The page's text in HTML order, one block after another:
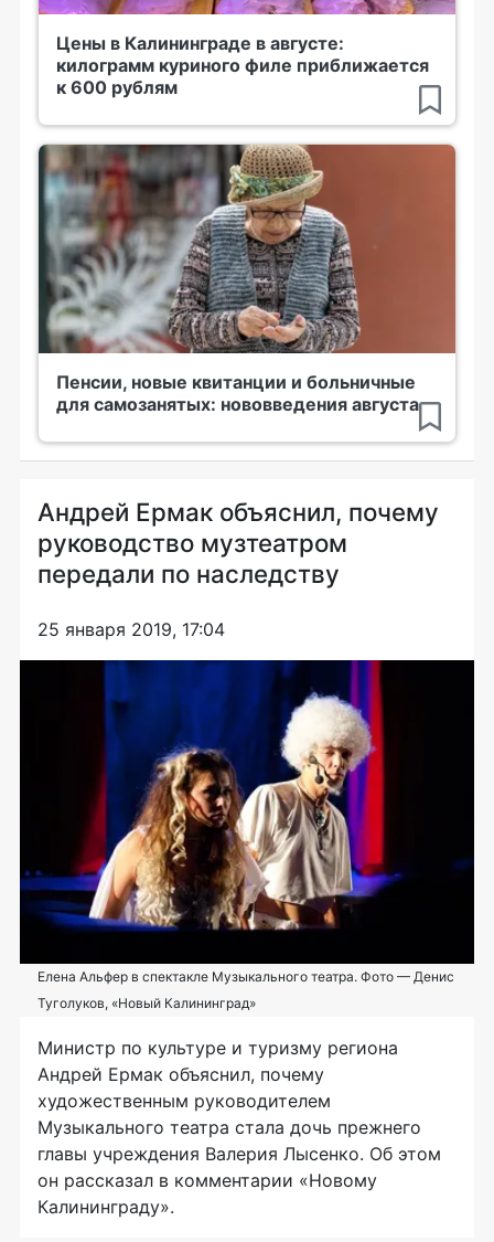
Цены в Калининграде в августе:
килограмм куриного филе приближается
к 600 рублям
Пенсии, новые квитанции и больничные
для самозанятых: нововведения августа
Андрей Ермак объяснил, почему
руководство музтеатром
передали по наследству
25 января 2019, 17:04
Елена Альфер в спектакле Музыкального театра. Фото — Денис
Туголуков, «Новый Калининград»
Министр по культуре и туризму региона
Андрей Ермак объяснил, почему
художественным руководителем
Музыкального театра стала дочь прежнего
главы учреждения Валерия Лысенко. Об этом
он рассказал в комментарии «Новому
Калининграду».